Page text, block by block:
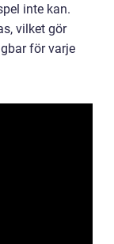
inte kan.
vilket gör
för varje